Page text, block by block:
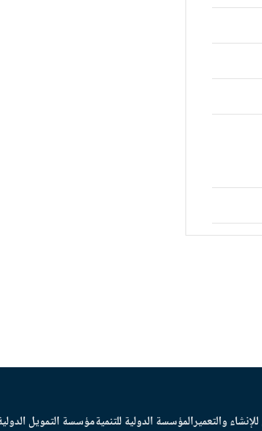
والتعميرالمؤسسة الدولية للتنميةمؤسسة التمويل